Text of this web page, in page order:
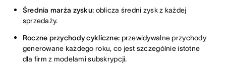
Średnia marża zysku: oblicza średni zysk z każdej
sprzedaży.
Roczne przychody cykliczne: przewidywalne przychody
generowane każdego roku, co jest szczególnie istotne
dla firm z modelami subskrypcji.